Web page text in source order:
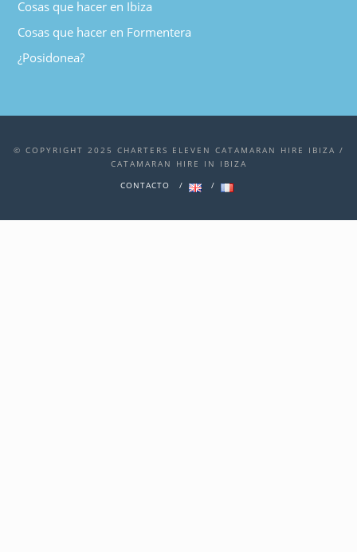
Cosas que hacer en Ibiza
Cosas que hacer en Formentera
¿Posidonea?
© COPYRIGHT 2025 CHARTERS ELEVEN CATAMARAN HIRE IBIZA /
CATAMARAN HIRE IN IBIZA
CONTACTO